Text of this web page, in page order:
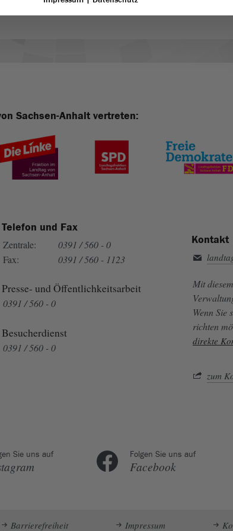
Sachsen-Anhalt vertreten:
Telefon und Fax
Zentrale:
0391 / 560 - 0
Fax:
0391 / 560 - 1123
Presse- und Öffentlichkeitsarbeit
0391 / 560 - 0
Besucherdienst
0391 / 560 - 0
Kontakt
Mit
Wenn Sie
richten
direkte
zum
Sie uns auf Folgen Sie uns auf
Facebook
Barrierefreiheit Impressum